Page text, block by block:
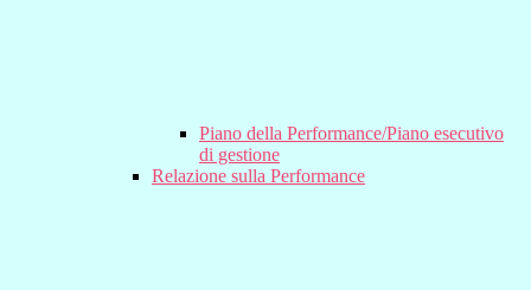
Piano della Performance/Piano esecutivo
di gestione
Relazione sulla Performance